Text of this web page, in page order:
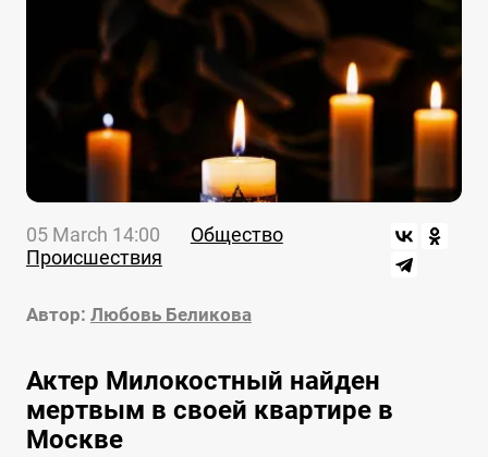
05 March 14:00
Общество
Происшествия
Автор: Любовь Беликова
Актер Милокостный найден
мертвым в своей квартире в
Москве